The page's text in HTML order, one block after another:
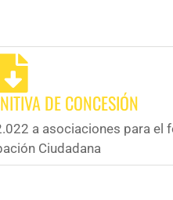
DE CONCESIÓN
a asociaciones para el
Ciudadana